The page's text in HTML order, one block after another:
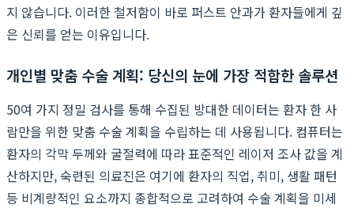
지 않습니다. 이러한 철저함이 바로 퍼스트 안과가 환자들에게 깊
은 신뢰를 얻는 이유입니다.
개인별 맞춤 수술 계획: 당신의 눈에 가장 적합한 솔루션
50여 가지 정밀 검사를 통해 수집된 방대한 데이터는 환자 한 사
람만을 위한 맞춤 수술 계획을 수립하는 데 사용됩니다. 컴퓨터는
환자의 각막 두께와 굴절력에 따라 표준적인 레이저 조사 값을 계
산하지만, 숙련된 의료진은 여기에 환자의 직업, 취미, 생활 패턴
등 비계량적인 요소까지 종합적으로 고려하여 수술 계획을 미세